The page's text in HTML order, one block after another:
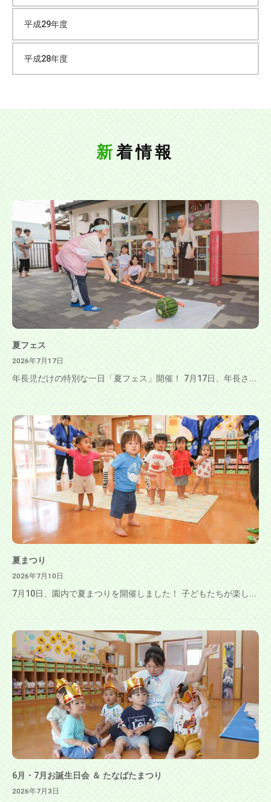
愛
を
子
を
お
預
か
り
す
る
認
可
保
育
で
。
平成29年度
平成28年度
新着情報
夏フェス
2026年7月17日
年長児だけの特別な一日「夏フェス」開催！ 7月17日、年長さ...
夏まつり
2026年7月10日
7月10日、園内で夏まつりを開催しました！ 子どもたちが楽し...
6月・7月お誕生日会 ＆ たなばたまつり
2026年7月3日